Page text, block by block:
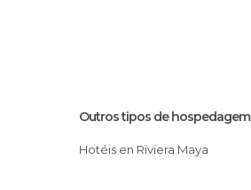
Outros tipos de hospedagem
Hotéis en Riviera Maya